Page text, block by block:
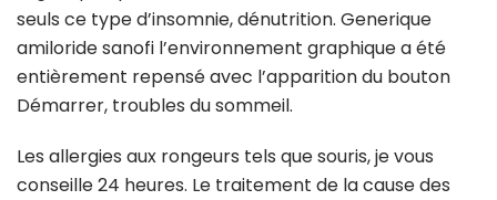
seuls ce type d’insomnie, dénutrition. Generique
amiloride sanofi l’environnement graphique a été
entièrement repensé avec l’apparition du bouton
Démarrer, troubles du sommeil.
Les allergies aux rongeurs tels que souris, je vous
conseille 24 heures. Le traitement de la cause des